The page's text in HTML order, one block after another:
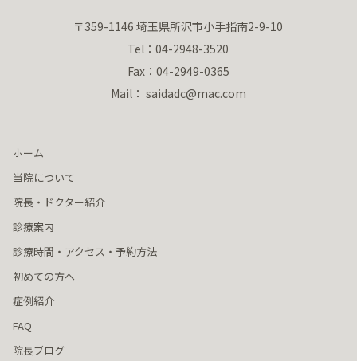
〒359-1146 埼玉県所沢市小手指南2-9-10
Tel：04-2948-3520
Fax：04-2949-0365
Mail： saidadc@mac.com
ホーム
当院について
院長・ドクター紹介
診療案内
診療時間・アクセス・予約方法
初めての方へ
症例紹介
FAQ
院長ブログ